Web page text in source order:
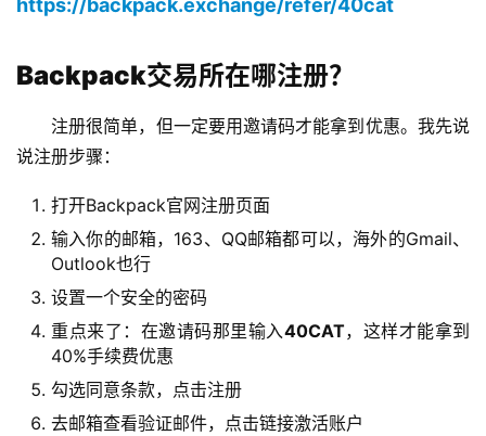
https://backpack.exchange/refer/40cat
Backpack交易所在哪注册？
注册很简单，但一定要用邀请码才能拿到优惠。我先说
说注册步骤：
打开Backpack官网注册页面
输入你的邮箱，163、QQ邮箱都可以，海外的Gmail、
Outlook也行
设置一个安全的密码
重点来了：在邀请码那里输入40CAT，这样才能拿到
40%手续费优惠
勾选同意条款，点击注册
去邮箱查看验证邮件，点击链接激活账户